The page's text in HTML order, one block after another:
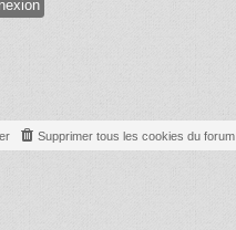
Supprimer tous les cookies du forum